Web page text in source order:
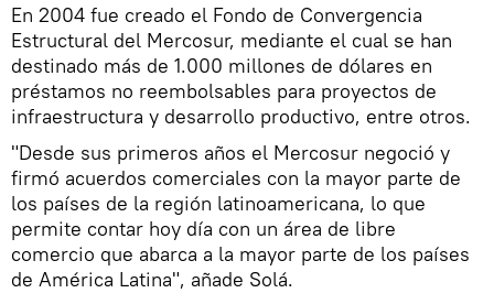
En 2004 fue creado el Fondo de Convergencia
Estructural del Mercosur, mediante el cual se han
destinado más de 1.000 millones de dólares en
préstamos no reembolsables para proyectos de
infraestructura y desarrollo productivo, entre otros.
"Desde sus primeros años el Mercosur negoció y
firmó acuerdos comerciales con la mayor parte de
los países de la región latinoamericana, lo que
permite contar hoy día con un área de libre
comercio que abarca a la mayor parte de los países
de América Latina", añade Solá.